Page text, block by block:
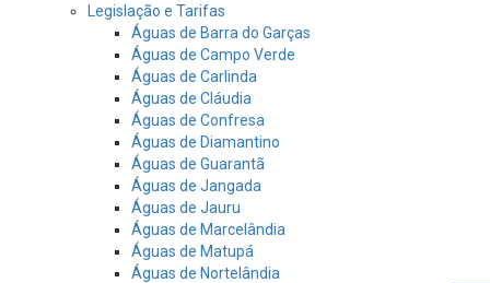
Legislação e Tarifas
Águas de Barra do Garças
Águas de Campo Verde
Águas de Carlinda
Águas de Cláudia
Águas de Confresa
Águas de Diamantino
Águas de Guarantã
Águas de Jangada
Águas de Jauru
Águas de Marcelândia
Águas de Matupá
Águas de Nortelândia